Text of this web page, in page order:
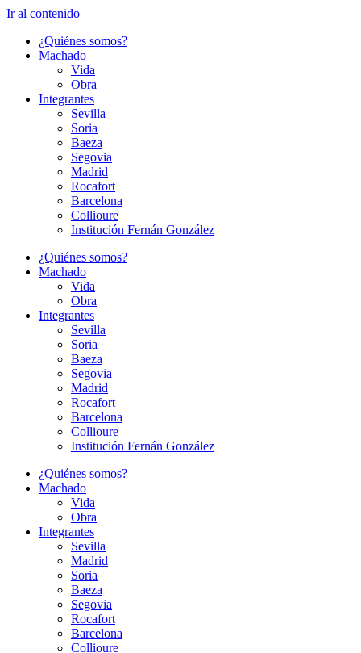
Ir al contenido
¿Quiénes somos?
Machado
Vida
Obra
Integrantes
Sevilla
Soria
Baeza
Segovia
Madrid
Rocafort
Barcelona
Collioure
Institución Fernán González
¿Quiénes somos?
Machado
Vida
Obra
Integrantes
Sevilla
Soria
Baeza
Segovia
Madrid
Rocafort
Barcelona
Collioure
Institución Fernán González
¿Quiénes somos?
Machado
Vida
Obra
Integrantes
Sevilla
Madrid
Soria
Baeza
Segovia
Rocafort
Barcelona
Collioure